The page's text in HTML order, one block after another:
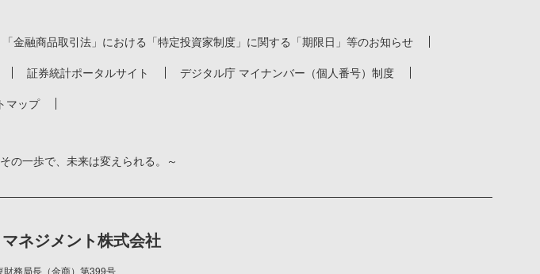
「金融商品取引法」における「特定投資家制度」に関する「期限日」等のお知らせ
証券統計ポータルサイト
デジタル庁 マイナンバー（個人番号）制度
マップ
の一歩で、未来は変えられる。～
ネジメント株式会社
務局長（金商）第399号